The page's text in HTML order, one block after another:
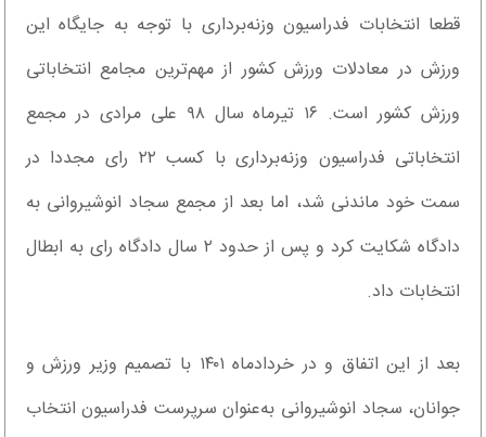
قطعا انتخابات فدراسیون وزنه‌برداری با توجه به جایگاه این
ورزش در معادلات ورزش کشور از مهم‌ترین مجامع انتخاباتی
ورزش کشور است. ۱۶ تیرماه سال ۹۸ علی مرادی در مجمع
انتخاباتی فدراسیون وزنه‌برداری با کسب ۲۲ رای مجددا در
سمت خود ماندنی شد، اما بعد از مجمع سجاد انوشیروانی به
دادگاه شکایت کرد و پس از حدود ۲ سال دادگاه رای به ابطال
انتخابات داد.
بعد از این اتفاق و در خردادماه ۱۴۰۱ با تصمیم وزیر ورزش و
جوانان، سجاد انوشیروانی به‌عنوان سرپرست فدراسیون انتخاب